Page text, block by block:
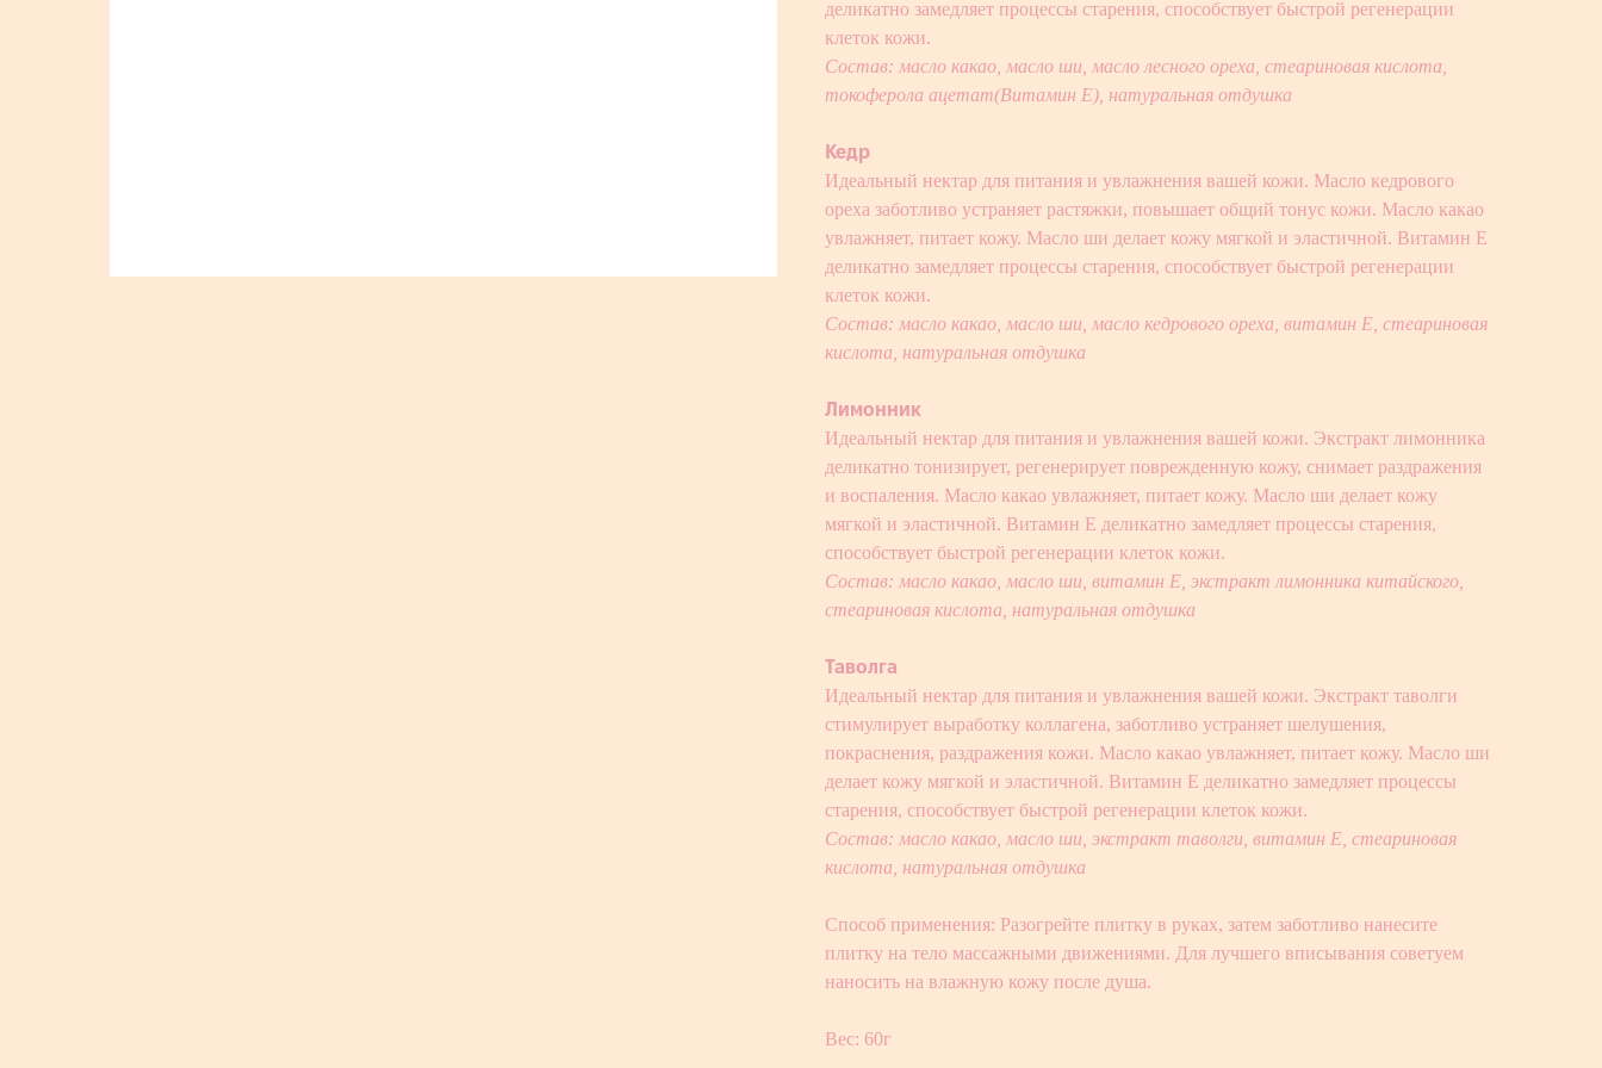
деликатно замедляет процессы старения, способствует быстрой регенерации
клеток кожи.
Состав: масло какао, масло ши, масло лесного ореха, стеариновая кислота,
токоферола ацетат(Витамин Е), натуральная отдушка
Кедр
Идеальный нектар для питания и увлажнения вашей кожи. Масло кедрового
ореха заботливо устраняет растяжки, повышает общий тонус кожи. Масло какао
увлажняет, питает кожу. Масло ши делает кожу мягкой и эластичной. Витамин Е
деликатно замедляет процессы старения, способствует быстрой регенерации
клеток кожи.
Состав: масло какао, масло ши, масло кедрового ореха, витамин Е, стеариновая
кислота, натуральная отдушка
Лимонник
Идеальный нектар для питания и увлажнения вашей кожи. Экстракт лимонника
деликатно тонизирует, регенерирует поврежденную кожу, снимает раздражения
и воспаления. Масло какао увлажняет, питает кожу. Масло ши делает кожу
мягкой и эластичной. Витамин Е деликатно замедляет процессы старения,
способствует быстрой регенерации клеток кожи.
Состав: масло какао, масло ши, витамин Е, экстракт лимонника китайского,
стеариновая кислота, натуральная отдушка
Таволга
Идеальный нектар для питания и увлажнения вашей кожи. Экстракт таволги
стимулирует выработку коллагена, заботливо устраняет шелушения,
покраснения, раздражения кожи. Масло какао увлажняет, питает кожу. Масло ши
делает кожу мягкой и эластичной. Витамин Е деликатно замедляет процессы
старения, способствует быстрой регенерации клеток кожи.
Состав: масло какао, масло ши, экстракт таволги, витамин Е, стеариновая
кислота, натуральная отдушка
Способ применения: Разогрейте плитку в руках, затем заботливо нанесите
плитку на тело массажными движениями. Для лучшего вписывания советуем
наносить на влажную кожу после душа.
Вес: 60г